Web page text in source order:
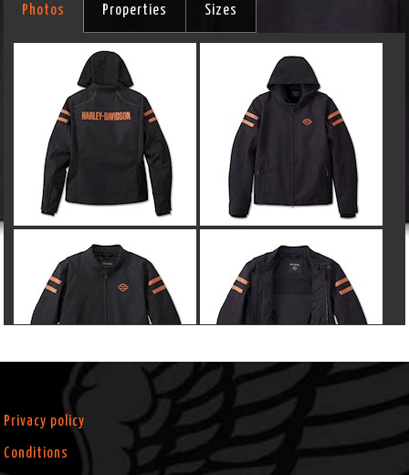
Photos Properties Sizes
Privacy policy
Conditions